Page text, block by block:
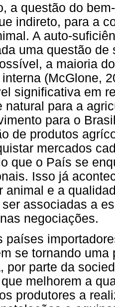
a questão do
indireto, para a
A auto-
uma questão
a maioria
(McGlone,
significativa em
natural para a
para o
de produtos
mercados
que o País se
Isso já
animal e a
associadas a
negociações.
países
se tornando
por parte da
melhorem a
produtores a